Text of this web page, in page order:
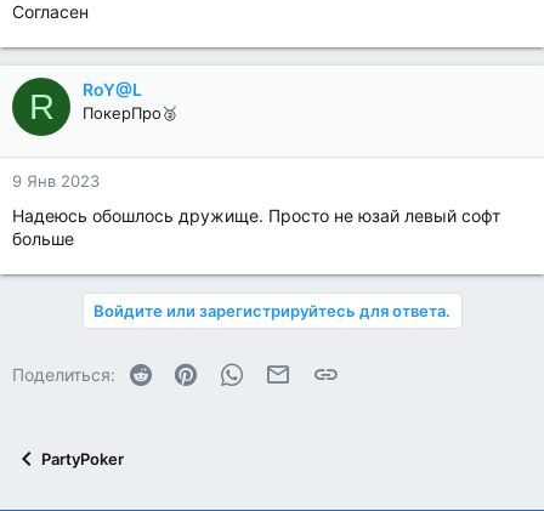
Согласен
R RoY@L
ПокерПро🥈
9 Янв 2023
Надеюсь обошлось дружище. Просто не юзай левый софт
больше
Войдите или зарегистрируйтесь для ответа.
Поделиться: Reddit PinterestWhatsAppЭлектронная почта
Ссылка
PartyPoker